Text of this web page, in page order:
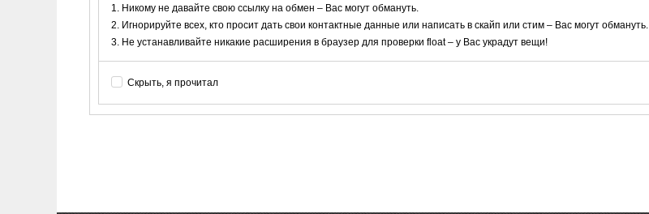
Никому не давайте свою ссылку на обмен – Вас могут обмануть.
Игнорируйте всех, кто просит дать свои контактные данные или написать в скайп или стим – Вас могут обмануть.
Не устанавливайте никакие расширения в браузер для проверки float – у Вас украдут вещи!
Скрыть, я прочитал